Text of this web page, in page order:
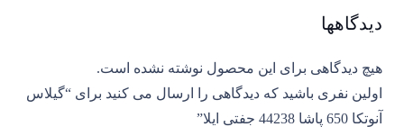
دیدگاهها
هیچ دیدگاهی برای این محصول نوشته نشده است.
اولین نفری باشید که دیدگاهی را ارسال می کنید برای “گیلاس
آنوتکا 650 پاشا 44238 جفتی ایلا”